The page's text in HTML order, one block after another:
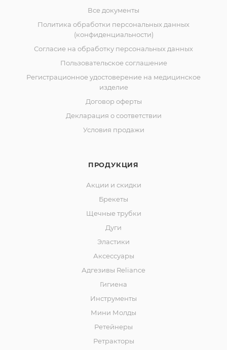
Все документы
Политика обработки персональных данных
(конфиденциальности)
Согласие на обработку персональных данных
Пользовательское соглашение
Регистрационное удостоверение на медицинское
изделие
Договор оферты
Декларация о соответствии
Условия продажи
ПРОДУКЦИЯ
Акции и скидки
Брекеты
Щечные трубки
Дуги
Эластики
Аксессуары
Адгезивы Reliance
Гигиена
Инструменты
Мини Молды
Ретейнеры
Ретракторы